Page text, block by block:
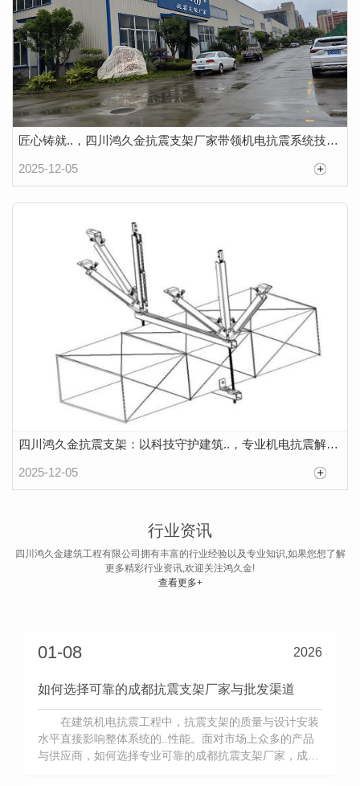
匠心铸就..，四川鸿久金抗震支架厂家带领机电抗震系统技术创新
2025-12-05
四川鸿久金抗震支架：以科技守护建筑..，专业机电抗震解决方案供应商
2025-12-05
行业资讯
四川鸿久金建筑工程有限公司拥有丰富的行业经验以及专业知识,如果您想了解
更多精彩行业资讯,欢迎关注鸿久金!
查看更多+
科技创新带领未来——成都抗震支架行业的发展与展望
随着“韧性城市”、“..城市”建设理念的深入，建筑
机电抗震已从“可选”变为“必选”。成都作为国家中心
城市，正大力推进城市..建设，这为成都抗震支架行
前，成都抗震支架厂家，如四川鸿久金建筑工程有限
01-08 2026
如何选择可靠的成都抗震支架厂家与批发渠道
在建筑机电抗震工程中，抗震支架的质量与设计安装
水平直接影响整体系统的..性能。面对市场上众多的产品
与供应商，如何选择专业可靠的成都抗震支架厂家，成为